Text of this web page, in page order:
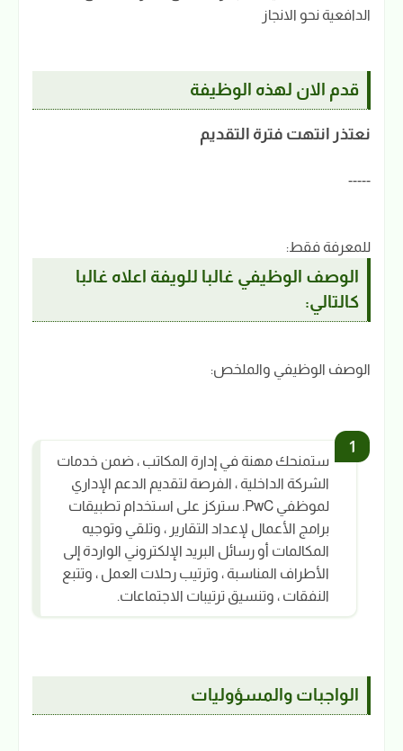
الدافعية نحو الانجاز
قدم الان لهذه الوظيفة
نعتذر انتهت فترة التقديم
-----
للمعرفة فقط:
الوصف الوظيفي غالبا للويفة اعلاه غالبا
كالتالي:
الوصف الوظيفي والملخص:
ستمنحك مهنة في إدارة المكاتب ، ضمن خدمات
الشركة الداخلية ، الفرصة لتقديم الدعم الإداري
لموظفي PwC. ستركز على استخدام تطبيقات
برامج الأعمال لإعداد التقارير ، وتلقي وتوجيه
المكالمات أو رسائل البريد الإلكتروني الواردة إلى
الأطراف المناسبة ، وترتيب رحلات العمل ، وتتبع
النفقات ، وتنسيق ترتيبات الاجتماعات.
الواجبات والمسؤوليات